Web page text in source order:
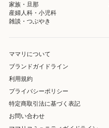
家族・旦那
産婦人科・小児科
雑談・つぶやき
ママリについて
ブランドガイドライン
利用規約
プライバシーポリシー
特定商取引法に基づく表記
お問い合わせ